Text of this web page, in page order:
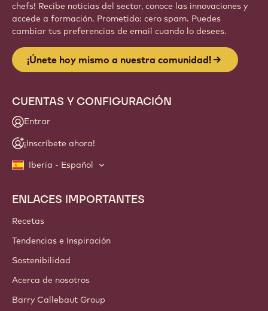
chefs! Recibe noticias del sector, conoce las innovaciones y
accede a formación. Prometido: cero spam. Puedes
cambiar tus preferencias de email cuando lo desees.
¡Únete hoy mismo a nuestra comunidad!
CUENTAS Y CONFIGURACIÓN
Entrar
¡Inscríbete ahora!
Iberia - Español
Footer
Callebaut
ENLACES IMPORTANTES
Recetas
Tendencias e Inspiración
Sostenibilidad
Acerca de nosotros
Barry Callebaut Group